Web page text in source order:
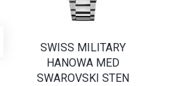
SWISS MILITARY
HANOWA MED
SWAROVSKI STEN